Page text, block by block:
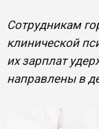
Сотрудникам
клинической
их зарплат
направлены в